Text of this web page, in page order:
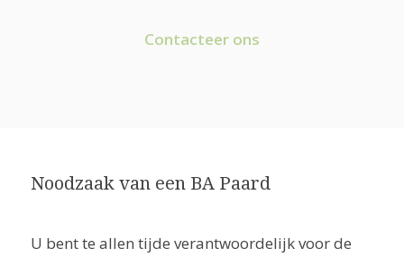
Contacteer ons
Noodzaak van een BA Paard
U bent te allen tijde verantwoordelijk voor de